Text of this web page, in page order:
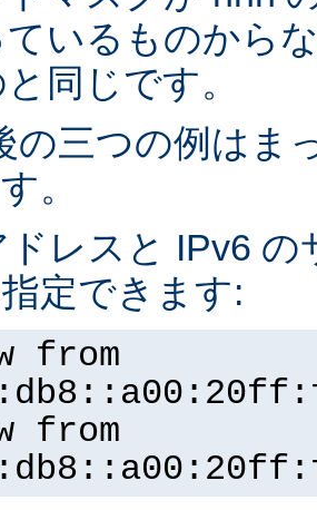
ているものから
同じです。
の三つの例はま
。
ドレスと IPv6
定できます:
from
from